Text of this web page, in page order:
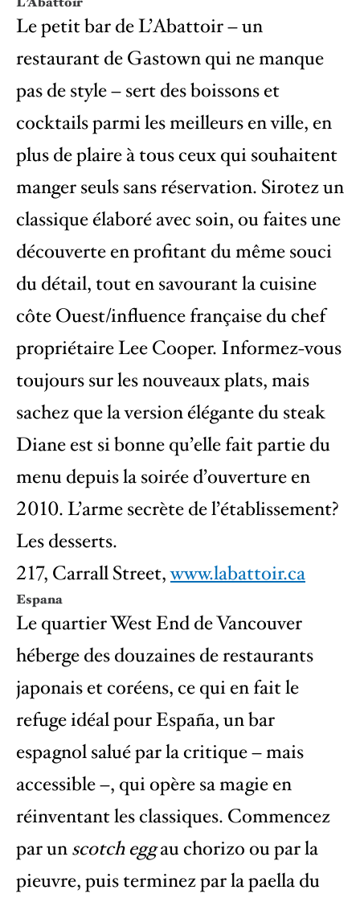
Le petit bar de L’Abattoir – un
restaurant de Gastown qui ne manque
pas de style – sert des boissons et
cocktails parmi les meilleurs en ville, en
plus de plaire à tous ceux qui souhaitent
manger seuls sans réservation. Sirotez un
classique élaboré avec soin, ou faites une
découverte en profitant du même souci
du détail, tout en savourant la cuisine
côte Ouest/influence française du chef
propriétaire Lee Cooper. Informez-vous
toujours sur les nouveaux plats, mais
sachez que la version élégante du steak
Diane est si bonne qu’elle fait partie du
menu depuis la soirée d’ouverture en
2010. L’arme secrète de l’établissement?
Les desserts.
217, Carrall Street,www.labattoir.ca
Espana
Le quartier West End de Vancouver
héberge des douzaines de restaurants
japonais et coréens, ce qui en fait le
refuge idéal pour España, un bar
espagnol salué par la critique – mais
accessible –, qui opère sa magie en
réinventant les classiques. Commencez
par unscotch eggau chorizo ou par la
pieuvre, puis terminez par la paella du